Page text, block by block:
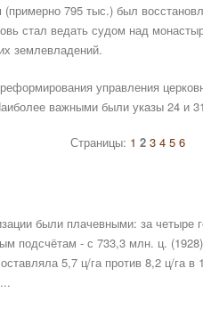
795 тыс.) был
стал ведать судом над
землевладений.
управления
важными были указы 24 и
Страницы: 1 2 3 4 5 6
были плачевными: за четыре
подсчётам - с 733,3 млн. ц.
5,7 ц/га против 8,2 ц/га